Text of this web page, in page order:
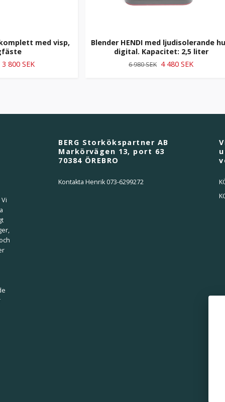
med visp,
3 800 SEK
Blender HENDI med ljudisolerande
digital. Kapacitet: 2,5 liter
6 980 SEK 4 480 SEK
BERG Storkökspartner AB
Markörvägen 13, port 63
70384 ÖREBRO
Kontakta Henrik 073-6299272